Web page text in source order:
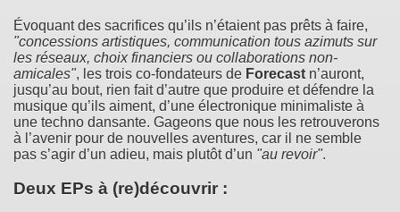
Évoquant des sacrifices qu’ils n’étaient pas prêts à faire,
"concessions artistiques, communication tous azimuts sur
les réseaux, choix financiers ou collaborations non-
amicales", les trois co-fondateurs de Forecast n’auront,
jusqu’au bout, rien fait d’autre que produire et défendre la
musique qu’ils aiment, d’une électronique minimaliste à
une techno dansante. Gageons que nous les retrouverons
à l’avenir pour de nouvelles aventures, car il ne semble
pas s’agir d’un adieu, mais plutôt d’un "au revoir".
Deux EPs à (re)découvrir :